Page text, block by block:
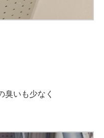
いも少なく